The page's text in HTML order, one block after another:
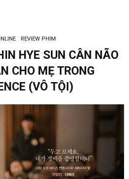
REVIEW PHIM
HYE SUN CÂN NÃO
CHO MẸ TRONG
(VÔ TỘI)